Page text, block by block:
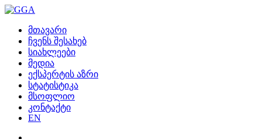
მთავარი
ჩვენს შესახებ
სიახლეები
მედია
ექსპერტის აზრი
სტატისტიკა
მსოფლიო
კონტაქტი
EN